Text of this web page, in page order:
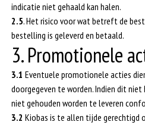
indicatie niet gehaald kan halen.
2.5. Het risico voor wat betreft de
bestelling is geleverd en betaald.
3. Promotionele
3.1 Eventuele promotionele acties
doorgegeven te worden. Indien dit
niet gehouden worden te leveren
3.2 Kiobas is te allen tijde gerechtigd